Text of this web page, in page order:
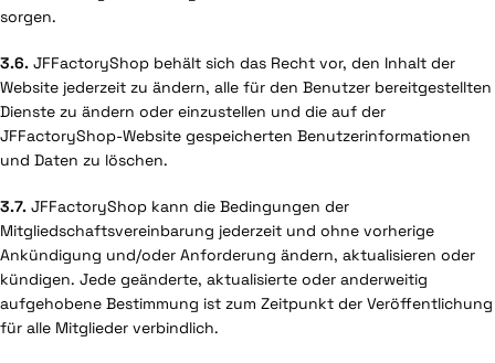
sorgen.
3.6. JFFactoryShop behält sich das Recht vor, den Inhalt der
Website jederzeit zu ändern, alle für den Benutzer bereitgestellten
Dienste zu ändern oder einzustellen und die auf der
JFFactoryShop-Website gespeicherten Benutzerinformationen
und Daten zu löschen.
3.7. JFFactoryShop kann die Bedingungen der
Mitgliedschaftsvereinbarung jederzeit und ohne vorherige
Ankündigung und/oder Anforderung ändern, aktualisieren oder
kündigen. Jede geänderte, aktualisierte oder anderweitig
aufgehobene Bestimmung ist zum Zeitpunkt der Veröffentlichung
für alle Mitglieder verbindlich.